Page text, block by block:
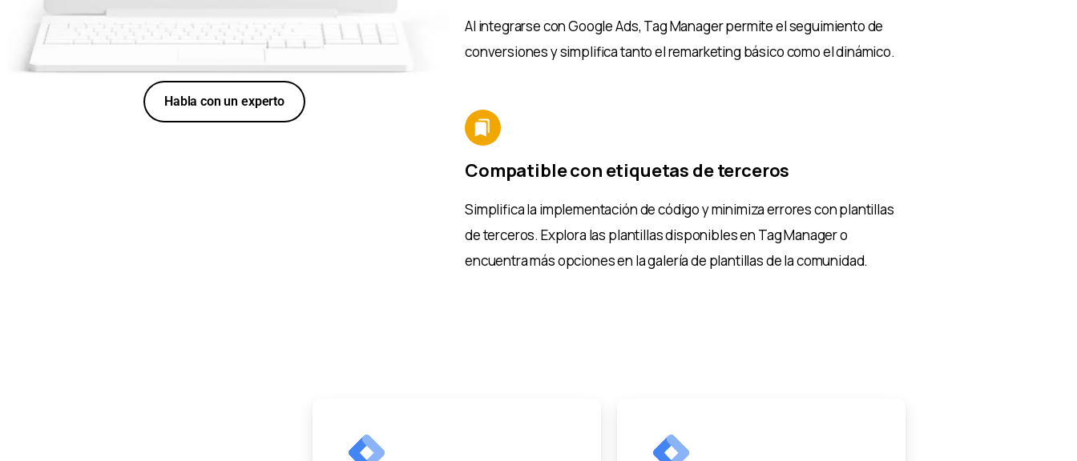
Habla con un experto
Al integrarse con Google Ads, Tag Manager permite el seguimiento de
conversiones y simplifica tanto el remarketing básico como el dinámico.
Compatible con etiquetas de terceros
Simplifica la implementación de código y minimiza errores con plantillas
de terceros. Explora las plantillas disponibles en Tag Manager o
encuentra más opciones en la galería de plantillas de la comunidad.